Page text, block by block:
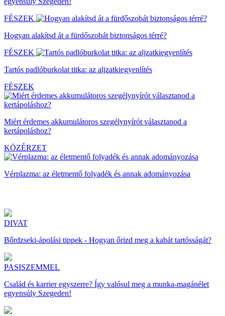
FÉSZEK
Hogyan alakítsd át a fürdőszobát biztonságos térré?
FÉSZEK
Tartós padlóburkolat titka: az aljzatkiegyenlítés
FÉSZEK
Miért érdemes akkumulátoros szegélynyírót választanod a
kertápoláshoz?
KÖZÉRZET
Vérplazma: az életmentő folyadék és annak adományozása
DIVAT
Bőrdzseki-ápolási tippek - Hogyan őrizd meg a kabát tartósságát?
PASISZEMMEL
Család és karrier egyszerre? Így valósul meg a munka-magánélet
egyensúly Szegeden!